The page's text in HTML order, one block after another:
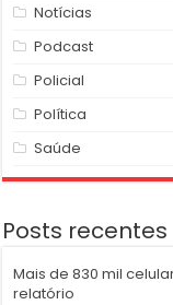
Notícias
Podcast
Policial
Política
Saúde
Posts recentes
Mais de 830 mil
relatório